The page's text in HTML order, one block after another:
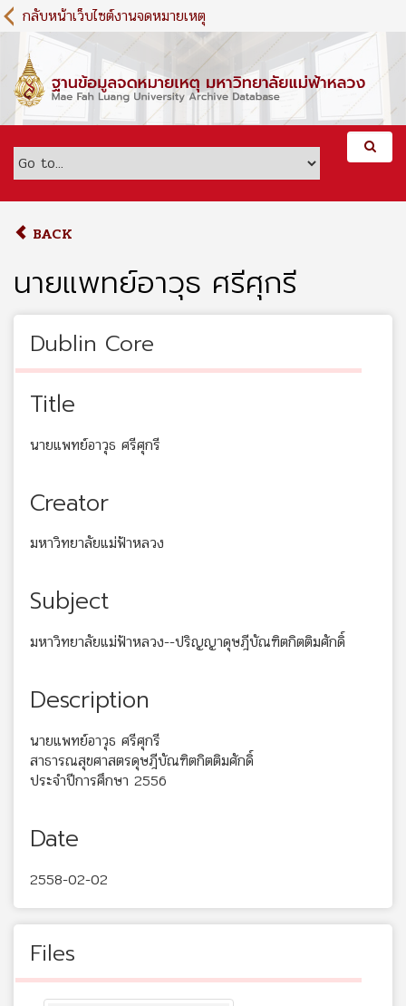
S
k
m
c
กลับหน้าเว็บไซต์งานจดหมายเหตุ
BACK
นายแพทย์อาวุธ ศรีศุกรี
Dublin Core
Title
นายแพทย์อาวุธ ศรีศุกรี
Creator
มหาวิทยาลัยแม่ฟ้าหลวง
Subject
มหาวิทยาลัยแม่ฟ้าหลวง--ปริญญาดุษฎีบัณฑิตกิตติมศักดิ์
Description
นายแพทย์อาวุธ ศรีศุกรี
สาธารณสุขศาสตรดุษฎีบัณฑิตกิตติมศักดิ์
ประจำปีการศึกษา 2556
Date
2558-02-02
Files